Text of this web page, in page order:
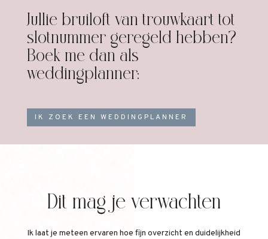
Jullie bruiloft van trouwkaart tot
slotnummer geregeld hebben?
Boek me dan als
weddingplanner:
IK ZOEK EEN WEDDINGPLANNER
Dit mag je verwachten
Ik laat je meteen ervaren hoe fijn overzicht en duidelijkheid